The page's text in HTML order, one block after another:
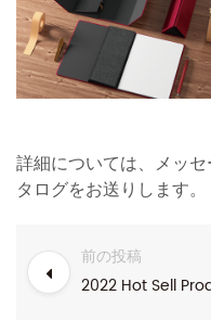
詳細については、メッ
タログをお送りします。
前の投稿